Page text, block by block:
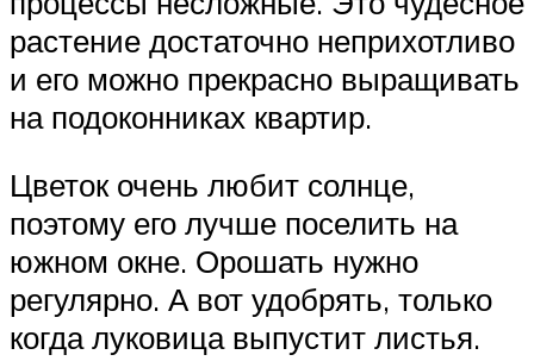
растение достаточно неприхотливо
и его можно прекрасно выращивать
на подоконниках квартир.
Цветок очень любит солнце,
поэтому его лучше поселить на
южном окне. Орошать нужно
регулярно. А вот удобрять, только
когда луковица выпустит листья.